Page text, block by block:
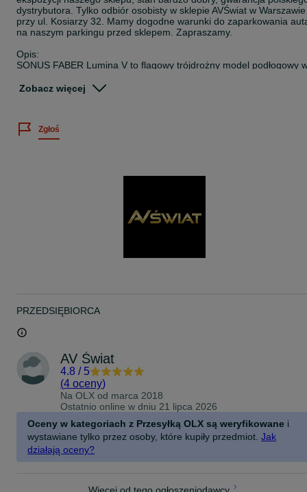
dystrybutora. Tylko odbiór osobisty w sklepie AVŚwiat w Warszawie
przy ul. Kosiarzy 32. Mamy dogodne warunki do zaparkowania
na naszym parkingu przed sklepem. Zapraszamy.
Opis:
SONUS FABER Lumina V to flagowy trójdrożny model podłogowy
szybkiej reakcji transjentów, zdolny do wytwarzania naturalnego,
Porty wentylacyjne zapewniają dodatkową wszechstronność
emitujące dźwięk w dół w przypadku kolumn podłogowych. Dzięki
umieszczone blisko ściany lub na półce z książkami. Piękno
SONUS FABER stanowiące główną cechę charakterystyczną marki
od czasu jej powstania w latach 90-tych. Ta cecha jest w stanie
zmaksymalizować sztywność strukturalną i wydajność akustyczną
średnich tonów, jednocześnie redukując fale stojące w zakresie
objętości obciążenia akustycznego.
Hybrydowa zwrotnica IFF – Paracross Topology™
Układ zwrotnicy średnich i wysokich tonów "Hybrid IFF – Paracross
Solution" łączy interaktywne filtrowanie Fusion, po raz pierwszy
wykorzystane w modelu Maxima Amator, z technologią Paracross
Topology™, w której elementy reaktywne (kondensatory i
induktory/cewki) są umieszczane na szynie ujemnej obwodu.
Wynikające z tego korzyści obejmują zmniejszenie tylnego pola
elektromagnetycznego przetworników (Electro Motive Force), co
pozwala im działać w maksymalnie spójny i organiczny sposób
Zobacz więcej
Zgłoś
PRZEDSIĘBIORCA
AV Świat
4.8 / 5
(4 oceny)
Na OLX od marca 2018
Ostatnio online w dniu 21 lipca 2026
Oceny w kategoriach z Przesyłką OLX są weryfikowane i
wystawiane tylko przez osoby, które kupiły przedmiot. Jak
działają oceny?